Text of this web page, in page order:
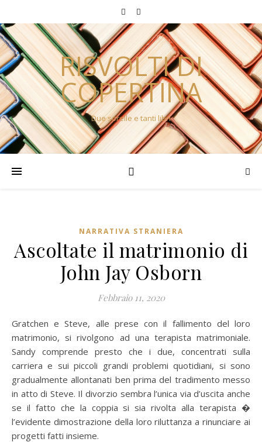
RISVOLTI DI
COPERTINA
Due sorelle e tanti libri
NARRATIVA STRANIERA
Ascoltate il matrimonio di
John Jay Osborn
Febbraio 11, 2020
Gratchen e Steve, alle prese con il fallimento del loro
matrimonio, si rivolgono ad una terapista matrimoniale.
Sandy comprende presto che i due, concentrati sulla
carriera e sui piccoli grandi problemi quotidiani, si sono
gradualmente allontanati ben prima del tradimento messo
in atto di Steve. Il divorzio sembra l’unica via d’uscita anche
se il fatto che la coppia si sia rivolta alla terapista �
l’evidente dimostrazione della loro riluttanza a rinunciare ai
progetti fatti insieme.